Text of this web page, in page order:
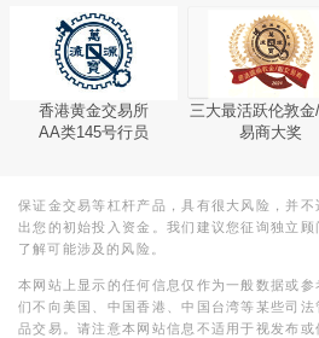
香港黄金交易所
AA类145号行员
三大最活跃伦敦金
易商大奖
保证金交易等杠杆产品，具有很大风险，并
出您的初始投入资金。我们建议您征询独立
了解可能涉及的风险。
本网站上显示的任何信息仅作为一般数据或
们不向美国、中国香港、中国台湾等某些司
品交易。请注意本网站信息不适用于视发布